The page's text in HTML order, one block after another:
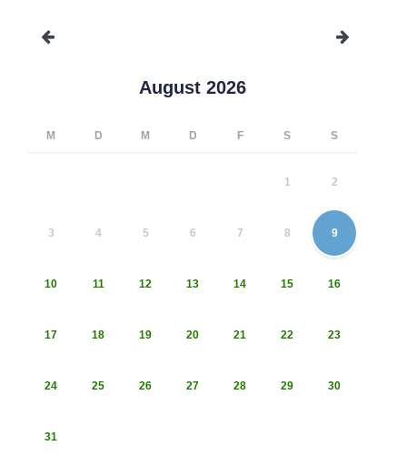
August 2026
M D M D F S S
1 2
3 4 5 6 7 8 9
10 11 12 13 14 15 16
17 18 19 20 21 22 23
24 25 26 27 28 29 30
31